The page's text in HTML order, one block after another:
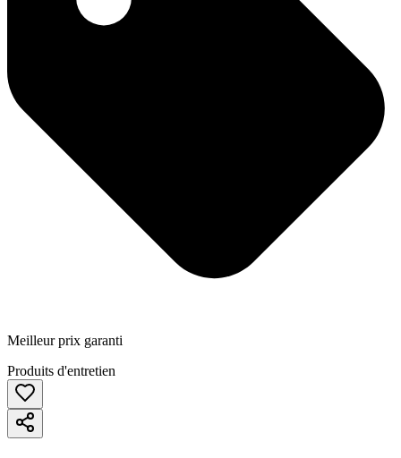
Meilleur prix garanti
Produits d'entretien